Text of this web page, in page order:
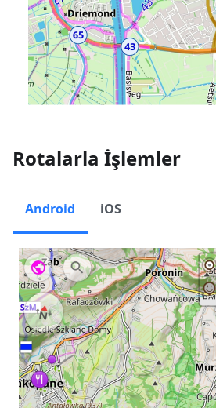
Rotalarla İşlemler
Android iOS